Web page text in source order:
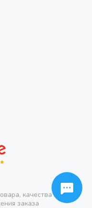
качества монет и
заказа